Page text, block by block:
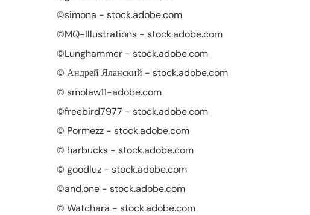
©simona - stock.adobe.com
©MQ-Illustrations - stock.adobe.com
©Lunghammer - stock.adobe.com
© Андрей Яланский - stock.adobe.com
© smolaw11-adobe.com
©freebird7977 - stock.adobe.com
© Pormezz - stock.adobe.com
© harbucks - stock.adobe.com
© goodluz - stock.adobe.com
©and.one - stock.adobe.com
© Watchara - stock.adobe.com